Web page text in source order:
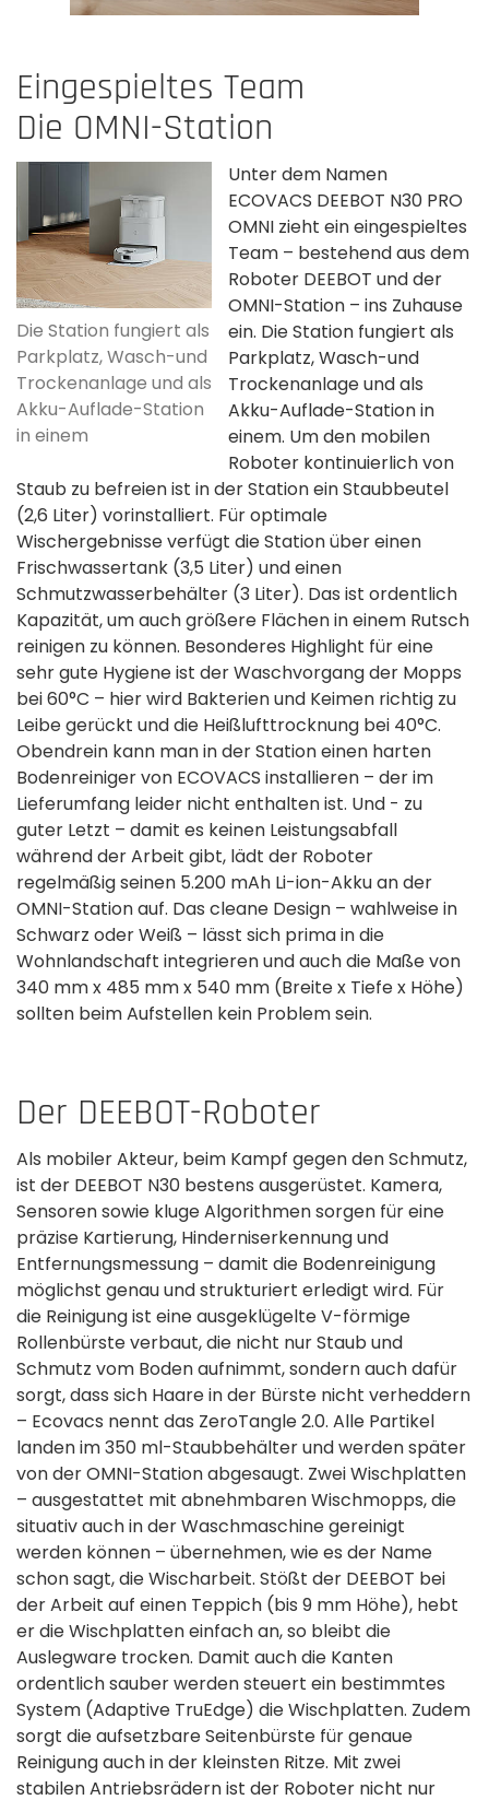
Eingespieltes Team
Die OMNI-Station
Die Station fungiert als
Parkplatz, Wasch-und
Trockenanlage und als
Akku-Auflade-Station
in einem
Unter dem Namen
ECOVACS DEEBOT N30 PRO
OMNI zieht ein eingespieltes
Team – bestehend aus dem
Roboter DEEBOT und der
OMNI-Station – ins Zuhause
ein. Die Station fungiert als
Parkplatz, Wasch-und
Trockenanlage und als
Akku-Auflade-Station in
einem. Um den mobilen
Roboter kontinuierlich von
Staub zu befreien ist in der Station ein Staubbeutel
(2,6 Liter) vorinstalliert. Für optimale
Wischergebnisse verfügt die Station über einen
Frischwassertank (3,5 Liter) und einen
Schmutzwasserbehälter (3 Liter). Das ist ordentlich
Kapazität, um auch größere Flächen in einem Rutsch
reinigen zu können. Besonderes Highlight für eine
sehr gute Hygiene ist der Waschvorgang der Mopps
bei 60°C – hier wird Bakterien und Keimen richtig zu
Leibe gerückt und die Heißlufttrocknung bei 40°C.
Obendrein kann man in der Station einen harten
Bodenreiniger von ECOVACS installieren – der im
Lieferumfang leider nicht enthalten ist. Und - zu
guter Letzt – damit es keinen Leistungsabfall
während der Arbeit gibt, lädt der Roboter
regelmäßig seinen 5.200 mAh Li-ion-Akku an der
OMNI-Station auf. Das cleane Design – wahlweise in
Schwarz oder Weiß – lässt sich prima in die
Wohnlandschaft integrieren und auch die Maße von
340 mm x 485 mm x 540 mm (Breite x Tiefe x Höhe)
sollten beim Aufstellen kein Problem sein.
Der DEEBOT-Roboter
Als mobiler Akteur, beim Kampf gegen den Schmutz,
ist der DEEBOT N30 bestens ausgerüstet. Kamera,
Sensoren sowie kluge Algorithmen sorgen für eine
präzise Kartierung, Hinderniserkennung und
Entfernungsmessung – damit die Bodenreinigung
möglichst genau und strukturiert erledigt wird. Für
die Reinigung ist eine ausgeklügelte V-förmige
Rollenbürste verbaut, die nicht nur Staub und
Schmutz vom Boden aufnimmt, sondern auch dafür
sorgt, dass sich Haare in der Bürste nicht verheddern
– Ecovacs nennt das ZeroTangle 2.0. Alle Partikel
landen im 350 ml-Staubbehälter und werden später
von der OMNI-Station abgesaugt. Zwei Wischplatten
– ausgestattet mit abnehmbaren Wischmopps, die
situativ auch in der Waschmaschine gereinigt
werden können – übernehmen, wie es der Name
schon sagt, die Wischarbeit. Stößt der DEEBOT bei
der Arbeit auf einen Teppich (bis 9 mm Höhe), hebt
er die Wischplatten einfach an, so bleibt die
Auslegware trocken. Damit auch die Kanten
ordentlich sauber werden steuert ein bestimmtes
System (Adaptive TruEdge) die Wischplatten. Zudem
sorgt die aufsetzbare Seitenbürste für genaue
Reinigung auch in der kleinsten Ritze. Mit zwei
stabilen Antriebsrädern ist der Roboter nicht nur